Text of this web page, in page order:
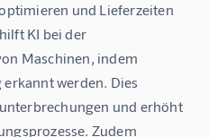
und Lieferzeiten
KI bei der
Maschinen, indem
werden. Dies
und erhöht
Zudem